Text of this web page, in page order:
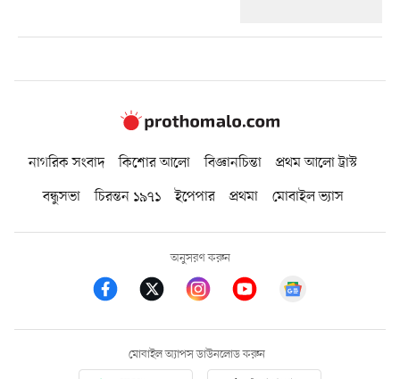
নাগরিক সংবাদ কিশোর আলো বিজ্ঞানচিন্তা
প্রথম আলো ট্রাস্ট
বন্ধুসভা
চিরন্তন ১৯৭১ ইপেপার প্রথমা মোবাইল ভ্যাস
অনুসরণ করুন
মোবাইল অ্যাপস ডাউনলোড করুন